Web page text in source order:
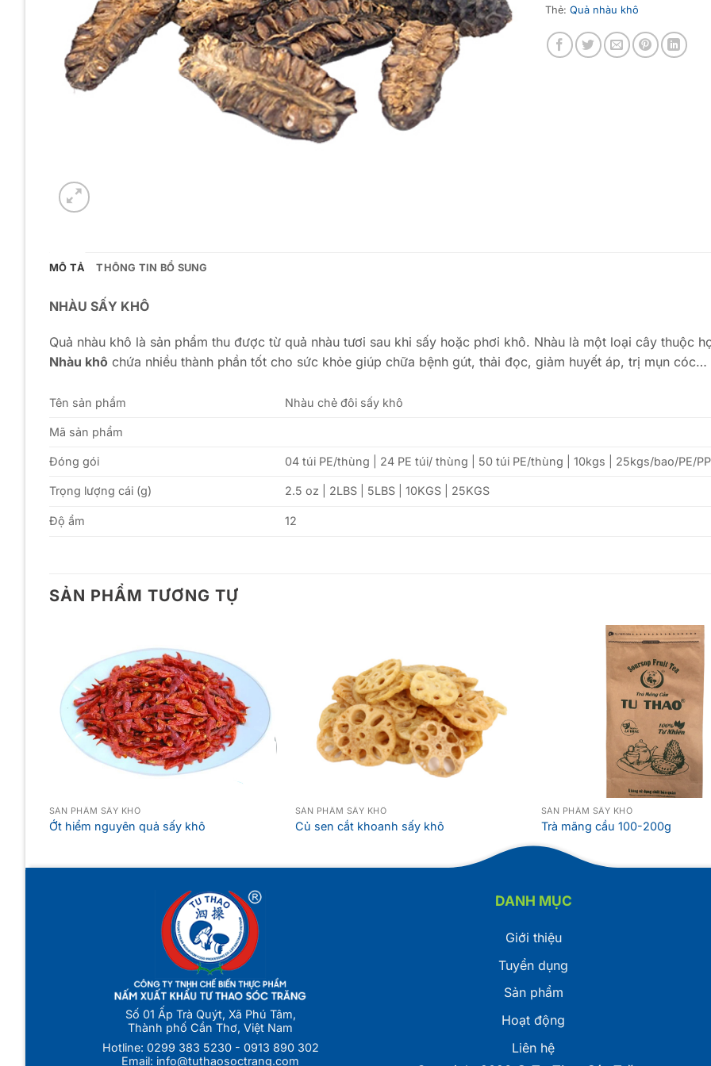
Thẻ: Quả nhàu khô
MÔ TẢ THÔNG TIN BỔ SUNG
NHÀU SẤY KHÔ
Quả nhàu khô là sản phẩm thu được từ quả nhàu tươi sau khi sấy hoặc phơi khô. Nhàu là một loại cây thuộc
Nhàu khô chứa nhiều thành phần tốt cho sức khỏe giúp chữa bệnh gút, thải đọc, giảm huyết áp, trị mụn cóc…
Tên sản phẩm Nhàu chẻ đôi sấy khô
Mã sản phẩm
Đóng gói 04 túi PE/thùng | 24 PE túi/ thùng | 50 túi PE/thùng | 10kgs | 25kgs/bao/PE/PP
Trọng lượng cái (g) 2.5 oz | 2LBS | 5LBS | 10KGS | 25KGS
Độ ẩm 12
SẢN PHẨM TƯƠNG TỰ
SẢN PHẨM SẤY KHÔ
Ớt hiểm nguyên quả sấy khô
SẢN PHẨM SẤY KHÔ
Củ sen cắt khoanh sấy khô
SẢN PHẨM SẤY KHÔ
Trà mãng cầu 100-200g
Số 01 Ấp Trà Quýt, Xã Phú Tâm,
Thành phố Cần Thơ, Việt Nam
Hotline: 0299 383 5230- 0913 890 302
Email: info@tuthaosoctrang.com
DANH MỤC
Giới thiệu
Tuyển dụng
Sản phẩm
Hoạt động
Liên hệ